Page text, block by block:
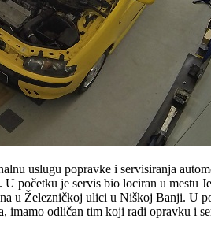
uslugu popravke i servisiranja
početku je servis bio lociran u mestu
u Železničkoj ulici u Niškoj Banji. U
imamo odličan tim koji radi opravku i